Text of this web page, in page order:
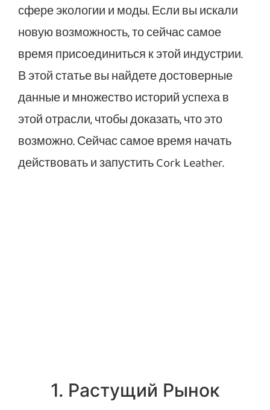
сфере экологии и моды. Если вы искали
новую возможность, то сейчас самое
время присоединиться к этой индустрии.
В этой статье вы найдете достоверные
данные и множество историй успеха в
этой отрасли, чтобы доказать, что это
возможно. Сейчас самое время начать
действовать и запустить Cork Leather.
1. Растущий Рынок